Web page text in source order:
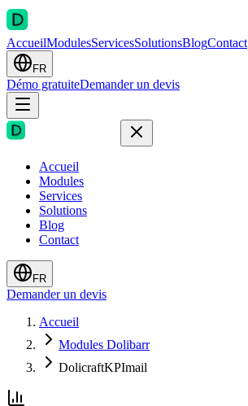
AccueilModulesServicesSolutionsBlogContact
FR
Démo gratuiteDemander un devis
Accueil
Modules
Services
Solutions
Blog
Contact
FR
Demander un devis
Accueil
Modules Dolibarr
DolicraftKPImail